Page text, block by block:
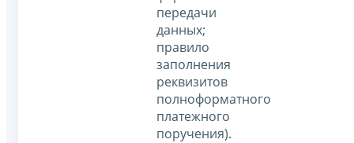
передачи
данных;
правило
заполнения
реквизитов
полноформатного
платежного
поручения).